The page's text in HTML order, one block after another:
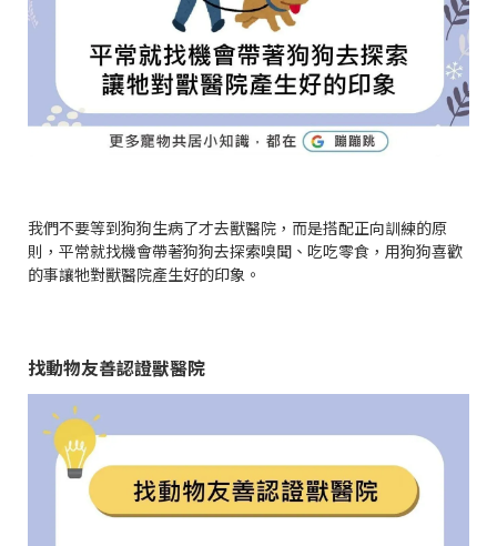
我們不要等到狗狗生病了才去獸醫院，而是搭配正向訓練的原
則，平常就找機會帶著狗狗去探索嗅聞、吃吃零食，用狗狗喜歡
的事讓牠對獸醫院產生好的印象。
找動物友善認證獸醫院